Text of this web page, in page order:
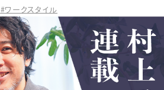
#ワークスタイル